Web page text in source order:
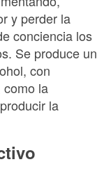
y perder la
conciencia los
Se produce un
con
como la
la